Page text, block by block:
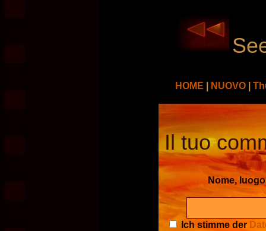
HOME NUOVO
Il tuo
Nome,
Ich stimme der